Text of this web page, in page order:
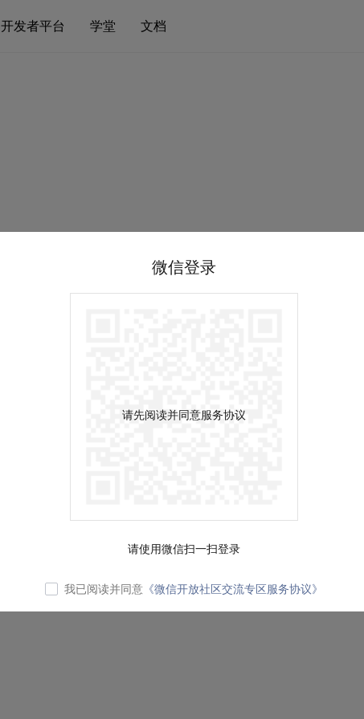
开发者平台 学堂 文档
微信登录
请先阅读并同意服务协议
请使用微信扫一扫登录
我已阅读并同意 《微信开放社区交流专区服务协议》